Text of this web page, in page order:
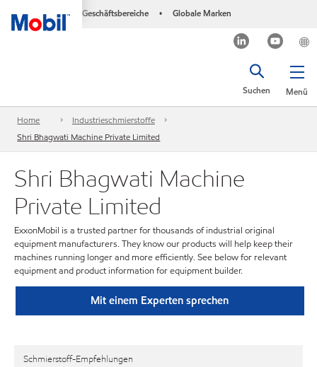
Geschäftsbereiche • Globale Marken
Menü
Suchen
Home
Industrieschmierstoffe
Shri Bhagwati Machine Private Limited
Shri Bhagwati Machine
Private Limited
ExxonMobil is a trusted partner for thousands of industrial original
equipment manufacturers. They know our products will help keep their
machines running longer and more efficiently. See below for relevant
equipment and product information for equipment builder.
Mit einem Experten sprechen
Schmierstoff-Empfehlungen